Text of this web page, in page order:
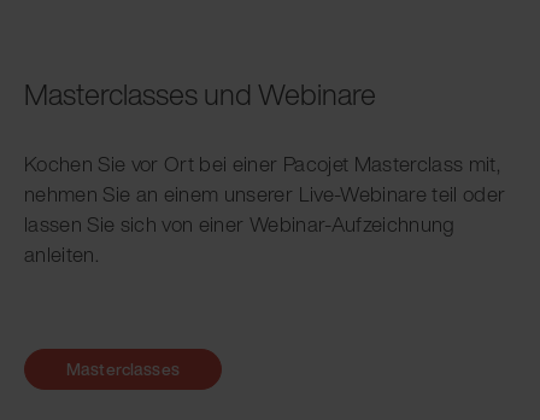
Masterclasses und Webinare
Kochen Sie vor Ort bei einer Pacojet Masterclass mit,
nehmen Sie an einem unserer Live-Webinare teil oder
lassen Sie sich von einer Webinar-Aufzeichnung
anleiten.
Masterclasses